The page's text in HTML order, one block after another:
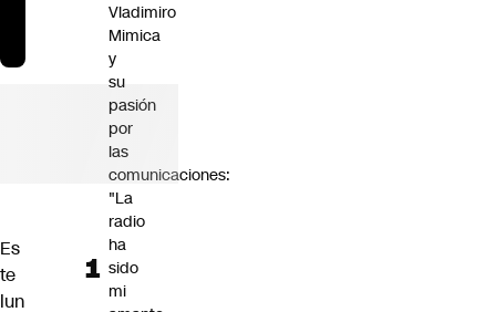
Es
te
lun
Vladimiro
Mimica
y
su
pasión
por
las
comunicaciones:
"La
radio
ha
sido
mi